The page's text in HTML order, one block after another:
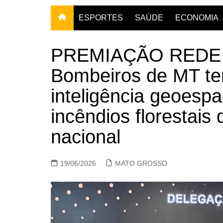
ESPORTES SAÚDE ECONOMIA
PREMIAÇÃO
Bombeiros de MT
inteligência
incêndios florestais
nacional
19/06/2026 MATO GROSSO